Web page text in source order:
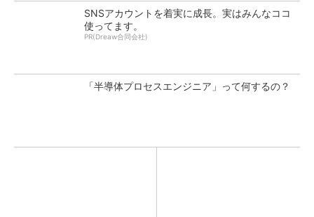
SNSアカウントを着実に成長。実はみんなココ
使ってます。
PR(Dreaw合同会社)
「半導体プロセスエンジニア」って何するの？